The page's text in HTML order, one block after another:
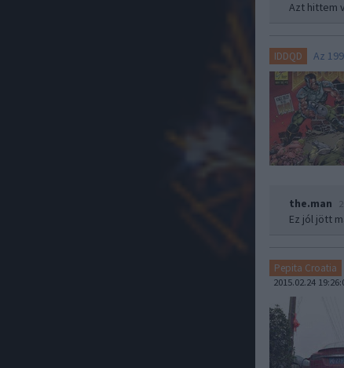
Azt hittem
IDDQD Az
the.man
Ez jól jött
Pepita Croatia
2015.02.24